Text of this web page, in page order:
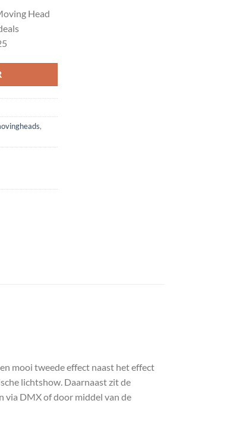
Head
,
mooi tweede effect naast het effect
lichtshow. Daarnaast zit de
via DMX of door middel van de